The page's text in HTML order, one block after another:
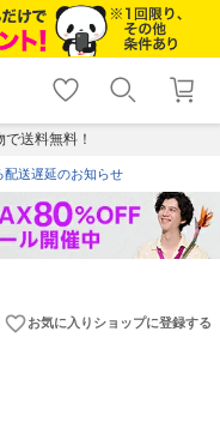
shopping_cart lock_outline
ログイン
送料無料！
送遅延のお知らせ
favorite_borderお気に入りショップに登録する